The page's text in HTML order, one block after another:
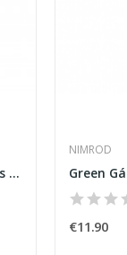
Premium 3.0 600ML Red Gas [Nuprol]
NIMROD
€11.90